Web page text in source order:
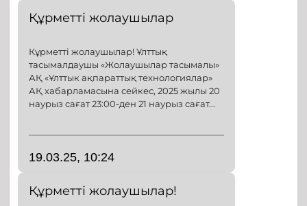
Құрметті жолаушылар
Кұрметті жолаушылар! Ұлттық
тасымалдаушы «Жолаушылар тасымалы»
АҚ «Ұлттык ақпараттық технологиялар»
АҚ хабарламасына сейкес, 2025 жылы 20
наурыз сағат 23:00-ден 21 наурыз сағат...
19.03.25, 10:24
Құрметті жолаушылар!